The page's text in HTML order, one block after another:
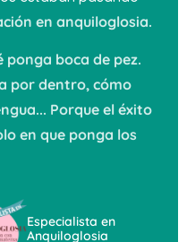
en anquiloglosia.
ponga boca de pez.
por dentro, cómo
Porque el éxito
en que ponga los
Especialista en
Anquiloglosia